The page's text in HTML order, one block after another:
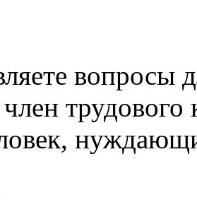
вопросы